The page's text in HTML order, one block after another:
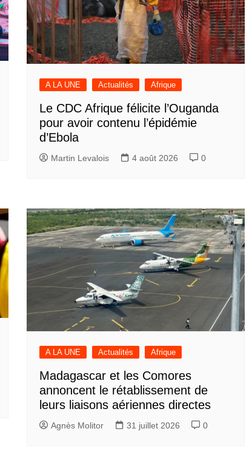
A LA UNE Actualités Afrique
Le CDC Afrique félicite l’Ouganda
pour avoir contenu l’épidémie
d’Ebola
Martin Levalois 4 août 2026 0
A LA UNE Actualités Afrique
Madagascar et les Comores
annoncent le rétablissement de
leurs liaisons aériennes directes
Agnès Molitor 31 juillet 2026 0